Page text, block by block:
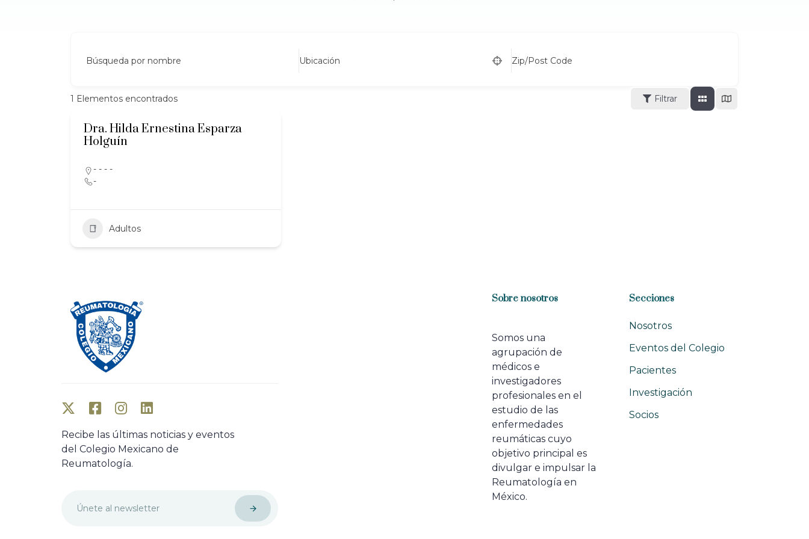
Búsqueda por nombre Ubicación Zip/Post Code
1 Elementos encontrados Filtrar
Dra. Hilda Ernestina Esparza
Holguín
- - - -
-
Adultos
Recibe las últimas noticias y eventos
del Colegio Mexicano de
Reumatología.
Sobre nosotros
Somos una
agrupación de
médicos e
investigadores
profesionales en el
estudio de las
enfermedades
reumáticas cuyo
objetivo principal es
divulgar e impulsar la
Reumatología en
México.
Secciones
Nosotros
Eventos del Colegio
Pacientes
Investigación
Socios